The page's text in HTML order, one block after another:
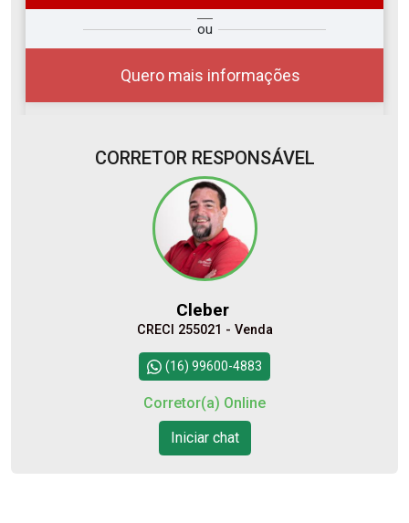
ou
Quero mais informações
Qual o melhor dia e horário para
você?
07
10
15:00
17:00 Continuar
CORRETOR RESPONSÁVEL
Cleber
CRECI 255021 - Venda
(16) 99600-4883
Corretor(a) Online
Iniciar chat